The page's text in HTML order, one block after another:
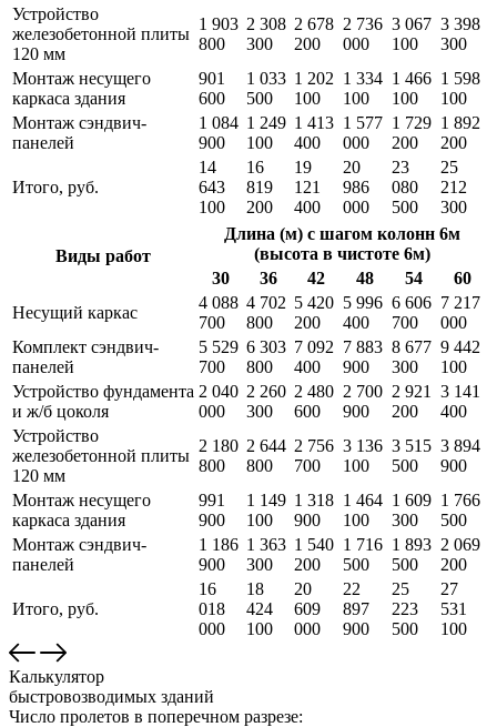
Устройство
железобетонной плиты
120 мм
1 903
800
2 308
300
2 678
200
2 736
000
3 067
100
3 398
300
Монтаж несущего
каркаса здания
901
600
1 033
500
1 202
100
1 334
100
1 466
100
1 598
100
Монтаж сэндвич-
панелей
1 084
900
1 249
100
1 413
400
1 577
000
1 729
200
1 892
200
Итого, руб.
14
643
100
16
819
200
19
121
400
20
986
000
23
080
500
25
212
300
Виды работ
Длина (м) с шагом колонн 6м
(высота в чистоте 6м)
30
36 42 48 54
60
Несущий каркас
4 088
700
4 702
800
5 420
200
5 996
400
6 606
700
7 217
000
Комплект сэндвич-
панелей
5 529
700
6 303
800
7 092
400
7 883
900
8 677
300
9 442
100
Устройство фундамента
и ж/б цоколя
2 040
000
2 260
300
2 480
600
2 700
900
2 921
200
3 141
400
Устройство
железобетонной плиты
120 мм
2 180
800
2 644
800
2 756
700
3 136
100
3 515
500
3 894
900
Монтаж несущего
каркаса здания
991
900
1 149
100
1 318
900
1 464
100
1 609
300
1 766
500
Монтаж сэндвич-
панелей
1 186
900
1 363
300
1 540
200
1 716
500
1 893
500
2 069
200
Итого, руб.
16
018
000
18
424
100
20
609
000
22
897
900
25
223
500
27
531
100
Калькулятор
быстровозводимых зданий
Число пролетов в поперечном разрезе: